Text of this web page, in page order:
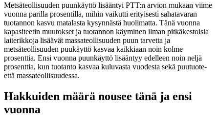
Metsäteollisuuden puunkäyttö lisääntyi PTT:n arvion mukaan viime
vuonna parilla prosentilla, mihin vaikutti erityisesti sahatavaran
tuotannon kasvu matalasta kysynnästä huolimatta. Tänä vuonna
kapasiteetin muutokset ja tuotannon käyminen ilman pitkäkestoisia
laiterikkoja lisäävät massateollisuuden puun tarvetta ja
metsäteollisuuden puukäyttö kasvaa kaikkiaan noin kolme
prosenttia. Ensi vuonna puunkäyttö lisääntyy edelleen noin neljä
prosenttia, kun tuotanto kasvaa kuluvasta vuodesta sekä puutuote-
että massateollisuudessa.
Hakkuiden määrä nousee tänä ja ensi
vuonna